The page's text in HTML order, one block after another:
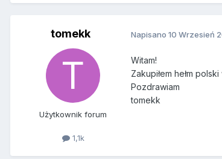
tomekk
Użytkownik forum
1,1k
Napisano 10 Wrzesień
Witam!
Zakupiłem hełm
Pozdrawiam
tomekk